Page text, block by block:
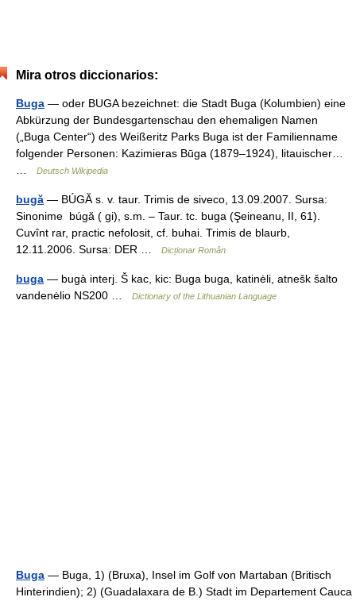
Mira otros diccionarios:
Buga — oder BUGA bezeichnet: die Stadt Buga (Kolumbien) eine
Abkürzung der Bundesgartenschau den ehemaligen Namen
(„Buga Center“) des Weißeritz Parks Buga ist der Familienname
folgender Personen: Kazimieras Būga (1879–1924), litauischer…
Deutsch Wikipedia
bugă — BÚGĂ s. v. taur. Trimis de siveco, 13.09.2007. Sursa:
Sinonime búgă ( gi), s.m. – Taur. tc. buga (Şeineanu, II, 61).
Cuvînt rar, practic nefolosit, cf. buhai. Trimis de blaurb,
12.11.2006. Sursa: DER …
Dicționar Român
buga — bugà interj. Š kac, kic: Buga buga, katinėli, atnešk šalto
vandenėlio NS200 …
Dictionary of the Lithuanian Language
Buga — Buga, 1) (Bruxa), Insel im Golf von Martaban (Britisch
Hinterindien); 2) (Guadalaxara de B.) Stadt im Departement Cauca